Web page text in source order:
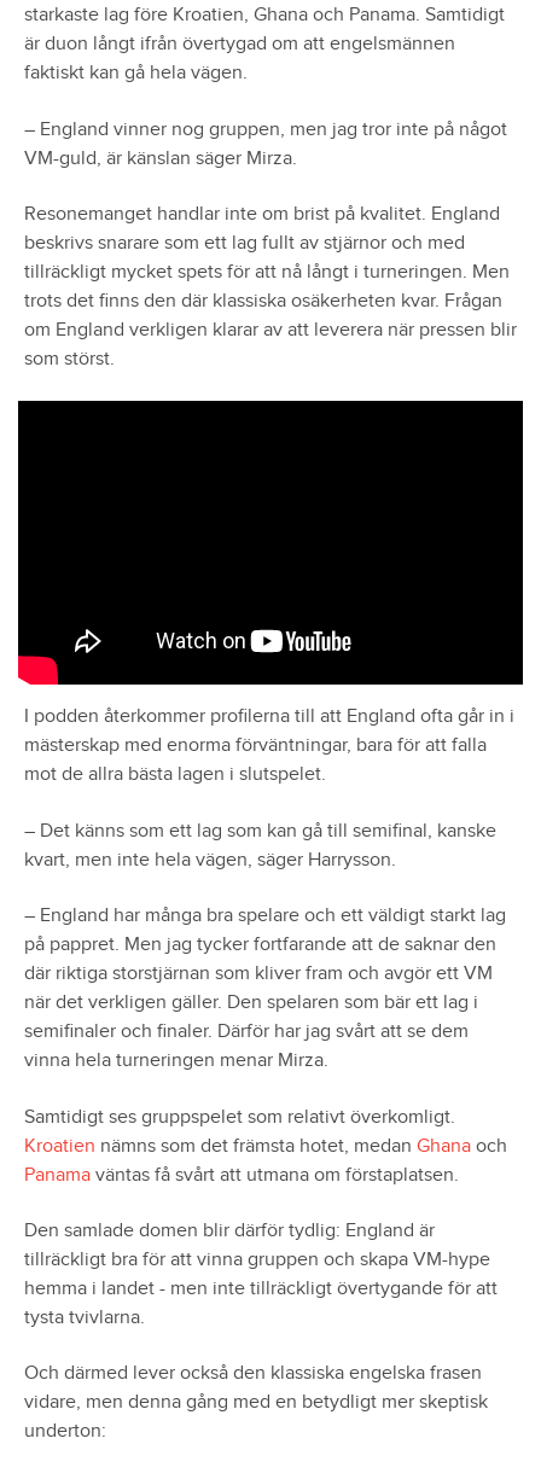
starkaste lag före Kroatien, Ghana och Panama. Samtidigt
är duon långt ifrån övertygad om att engelsmännen
faktiskt kan gå hela vägen.
– England vinner nog gruppen, men jag tror inte på något
VM-guld, är känslan säger Mirza.
Resonemanget handlar inte om brist på kvalitet. England
beskrivs snarare som ett lag fullt av stjärnor och med
tillräckligt mycket spets för att nå långt i turneringen. Men
trots det finns den där klassiska osäkerheten kvar. Frågan
om England verkligen klarar av att leverera när pressen blir
som störst.
I podden återkommer profilerna till att England ofta går in i
mästerskap med enorma förväntningar, bara för att falla
mot de allra bästa lagen i slutspelet.
– Det känns som ett lag som kan gå till semifinal, kanske
kvart, men inte hela vägen, säger Harrysson.
– England har många bra spelare och ett väldigt starkt lag
på pappret. Men jag tycker fortfarande att de saknar den
där riktiga storstjärnan som kliver fram och avgör ett VM
när det verkligen gäller. Den spelaren som bär ett lag i
semifinaler och finaler. Därför har jag svårt att se dem
vinna hela turneringen menar Mirza.
Samtidigt ses gruppspelet som relativt överkomligt.
Kroatien nämns som det främsta hotet, medan Ghana och
Panama väntas få svårt att utmana om förstaplatsen.
Den samlade domen blir därför tydlig: England är
tillräckligt bra för att vinna gruppen och skapa VM-hype
hemma i landet - men inte tillräckligt övertygande för att
tysta tvivlarna.
Och därmed lever också den klassiska engelska frasen
vidare, men denna gång med en betydligt mer skeptisk
underton: